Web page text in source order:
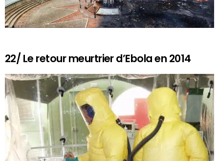
22/ Le retour meurtrier d’Ebola en 2014